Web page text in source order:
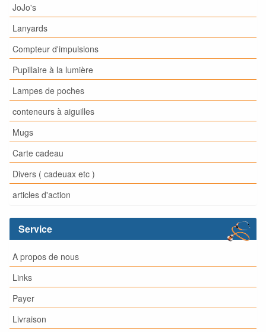
JoJo's
Lanyards
Compteur d'impulsions
Pupillaire à la lumière
Lampes de poches
conteneurs à aiguilles
Mugs
Carte cadeau
Divers ( cadeuax etc )
articles d'action
Service
A propos de nous
Links
Payer
Livraison